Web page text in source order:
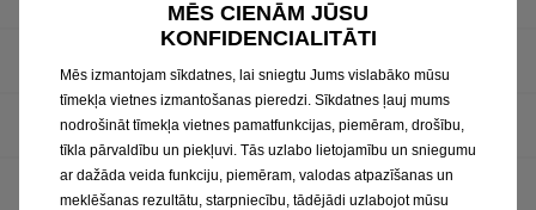
zafira
combo-cargo
MĒS CIENĀM JŪSU
KONFIDENCIALITĀTI
Mēs izmantojam sīkdatnes, lai sniegtu Jums vislabāko mūsu
tīmekļa vietnes izmantošanas pieredzi. Sīkdatnes ļauj mums
nodrošināt tīmekļa vietnes pamatfunkcijas, piemēram, drošību,
tīkla pārvaldību un piekļuvi. Tās uzlabo lietojamību un sniegumu
ar dažāda veida funkciju, piemēram, valodas atpazīšanas un
meklēšanas rezultātu, starpniecību, tādējādi uzlabojot mūsu